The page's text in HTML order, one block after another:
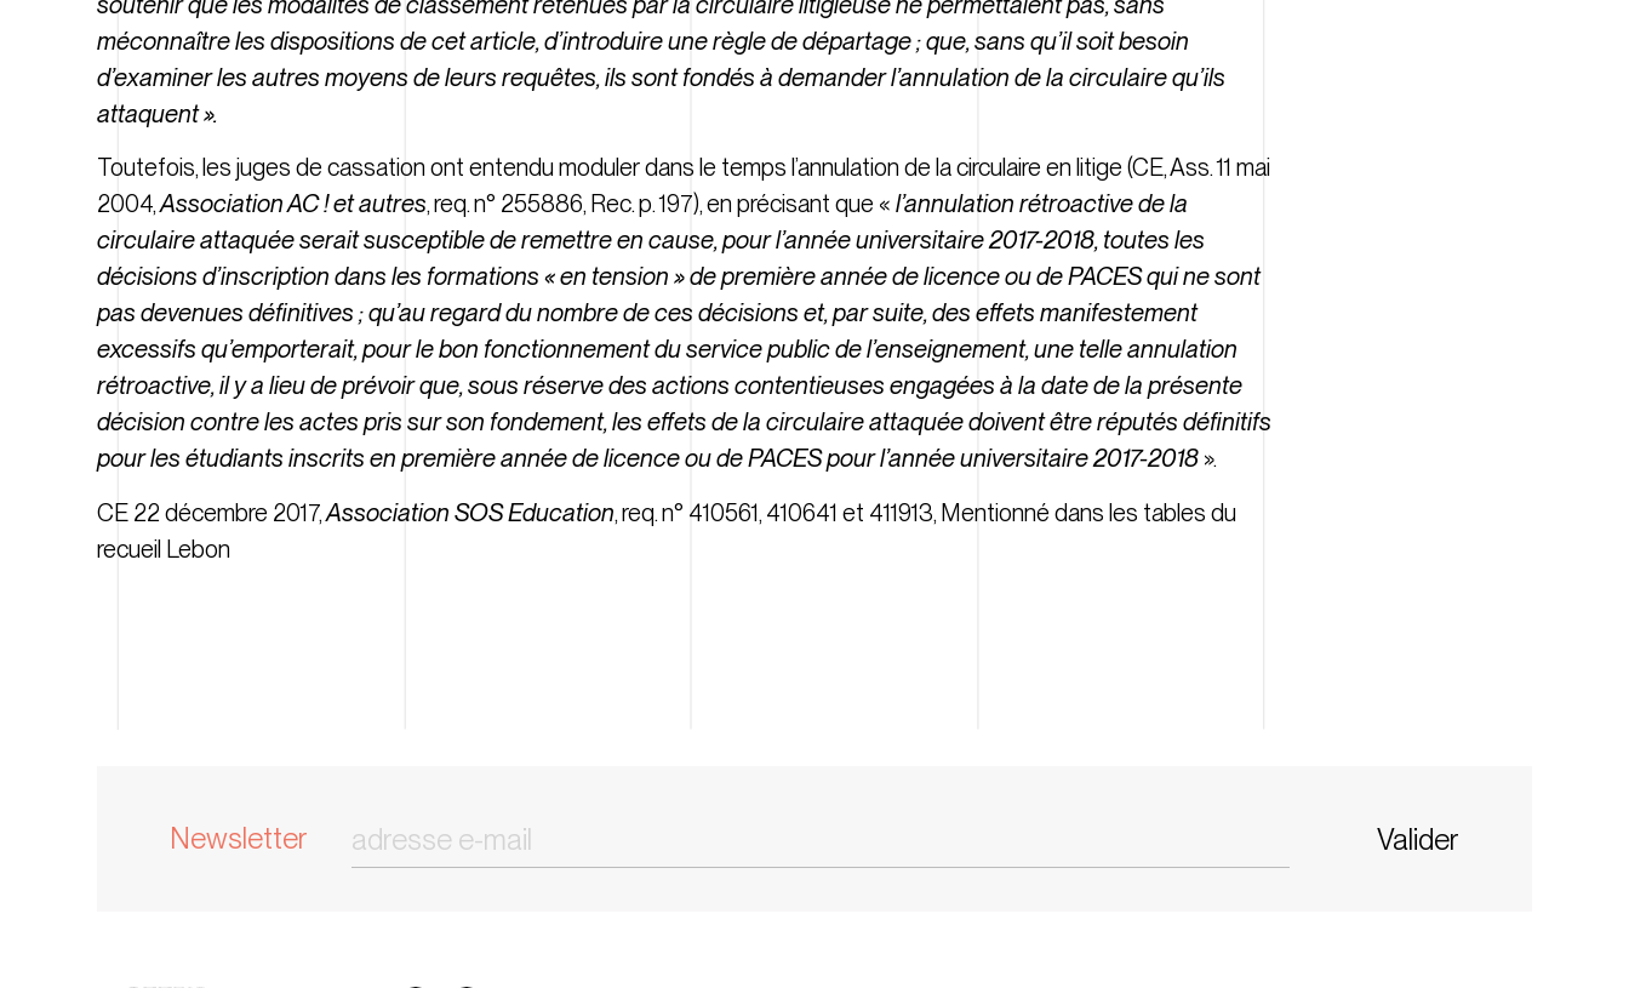
méconnaître les dispositions de cet article, d’introduire une règle de départage ; que, sans qu’il soit besoin
d’examiner les autres moyens de leurs requêtes, ils sont fondés à demander l’annulation de la circulaire qu’ils
attaquent ».
Toutefois, les juges de cassation ont entendu moduler dans le temps l’annulation de la circulaire en litige (CE, Ass. 11 mai
2004,Association AC ! et autres, req. n° 255886, Rec. p. 197), en précisant que « l’annulation rétroactive de la
circulaire attaquée serait susceptible de remettre en cause, pour l’année universitaire 2017-2018, toutes les
décisions d’inscription dans les formations « en tension » de première année de licence ou de PACES qui ne sont
pas devenues définitives ; qu’au regard du nombre de ces décisions et, par suite, des effets manifestement
excessifs qu’emporterait, pour le bon fonctionnement du service public de l’enseignement, une telle annulation
rétroactive, il y a lieu de prévoir que, sous réserve des actions contentieuses engagées à la date de la présente
décision contre les actes pris sur son fondement, les effets de la circulaire attaquée doivent être réputés définitifs
pour les étudiants inscrits en première année de licence ou de PACES pour l’année universitaire 2017-2018 ».
CE 22 décembre 2017,Association SOS Education, req. n° 410561, 410641 et 411913, Mentionné dans les tables du
recueil Lebon
Newsletter Valider